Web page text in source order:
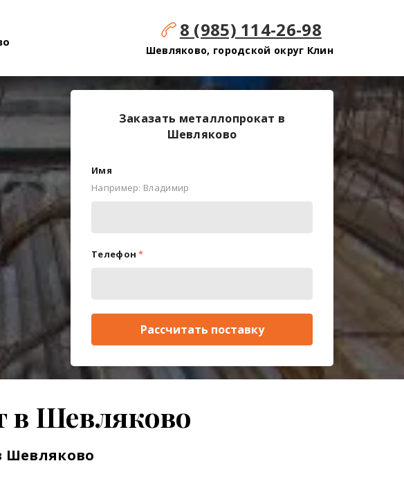
8 (985) 114-26-98
Шевляково, городской округ Клин
Заказать металлопрокат в
Шевляково
Имя
Например: Владимир
Телефон *
Рассчитать поставку
в Шевляково
Шевляково